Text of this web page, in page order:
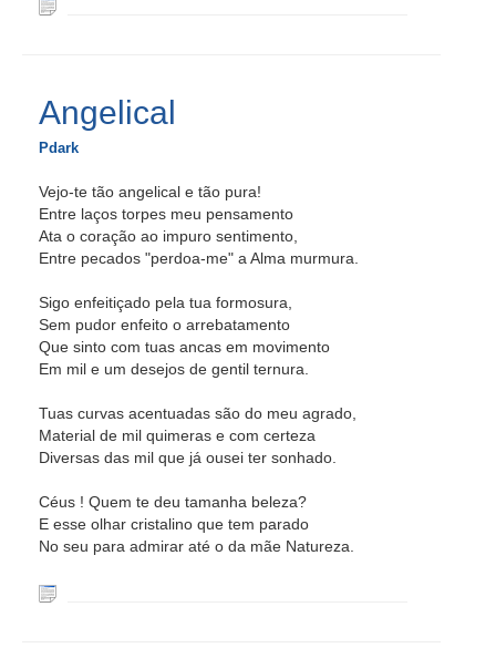
Angelical
Pdark
Vejo-te tão angelical e tão pura!
Entre laços torpes meu pensamento
Ata o coração ao impuro sentimento,
Entre pecados "perdoa-me" a Alma murmura.
Sigo enfeitiçado pela tua formosura,
Sem pudor enfeito o arrebatamento
Que sinto com tuas ancas em movimento
Em mil e um desejos de gentil ternura.
Tuas curvas acentuadas são do meu agrado,
Material de mil quimeras e com certeza
Diversas das mil que já ousei ter sonhado.
Céus ! Quem te deu tamanha beleza?
E esse olhar cristalino que tem parado
No seu para admirar até o da mãe Natureza.